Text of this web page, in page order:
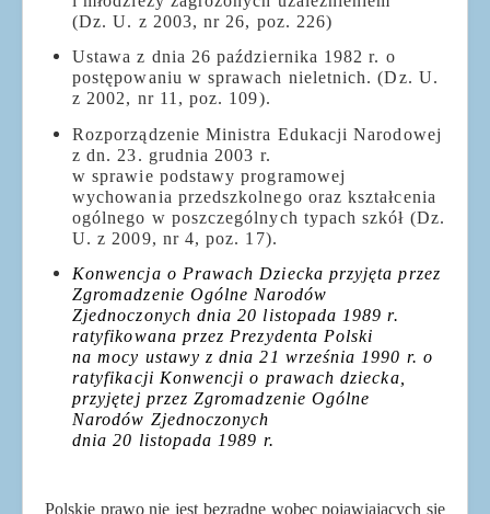
(Dz. U. z 2003, nr 26, poz. 226)
Ustawa z dnia 26 października 1982 r. o
postępowaniu w sprawach nieletnich. (Dz. U.
z 2002, nr 11, poz. 109).
Rozporządzenie Ministra Edukacji Narodowej
z dn. 23. grudnia 2003 r.
w sprawie podstawy programowej
wychowania przedszkolnego oraz kształcenia
ogólnego w poszczególnych typach szkół (Dz.
U. z 2009, nr 4, poz. 17).
Konwencja o Prawach Dziecka przyjęta przez
Zgromadzenie Ogólne Narodów
Zjednoczonych dnia 20 listopada 1989 r.
ratyfikowana przez Prezydenta Polski
na mocy ustawy z dnia 21 września 1990 r. o
ratyfikacji Konwencji o prawach dziecka,
przyjętej przez Zgromadzenie Ogólne
Narodów Zjednoczonych
dnia 20 listopada 1989 r.
Polskie prawo nie jest bezradne wobec pojawiających się